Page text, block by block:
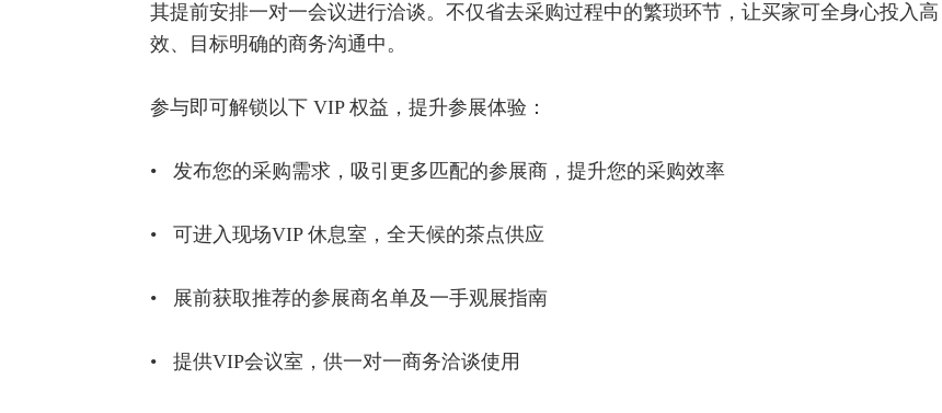
其提前安排一对一会议进行洽谈。不仅省去采购过程中的繁琐环节，让买家可全身心投入高
效、目标明确的商务沟通中。
参与即可解锁以下 VIP 权益，提升参展体验：
• 发布您的采购需求，吸引更多匹配的参展商，提升您的采购效率
• 可进入现场VIP 休息室，全天候的茶点供应
• 展前获取推荐的参展商名单及一手观展指南
• 提供VIP会议室，供一对一商务洽谈使用